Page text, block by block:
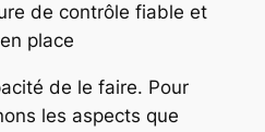
de contrôle fiable et
place
de le faire. Pour
les aspects que